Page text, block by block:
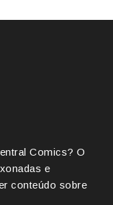
Comics? O
e
conteúdo sobre